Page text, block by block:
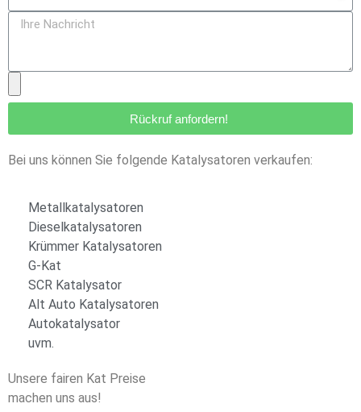
Rückruf anfordern!
Bei uns können Sie folgende Katalysatoren verkaufen:
Metallkatalysatoren
Dieselkatalysatoren
Krümmer Katalysatoren
G-Kat
SCR Katalysator
Alt Auto Katalysatoren
Autokatalysator
uvm.
Unsere fairen Kat Preise
machen uns aus!